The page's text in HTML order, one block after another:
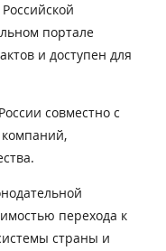
портале
и доступен для
совместно с
компаний,
перехода к
страны и